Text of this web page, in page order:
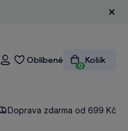
Přihlášení
Oblíbené
0
Košík
Doprava zdarma od 699 Kč